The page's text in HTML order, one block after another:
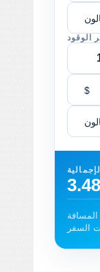
الوقود
$
المسافة
السفر